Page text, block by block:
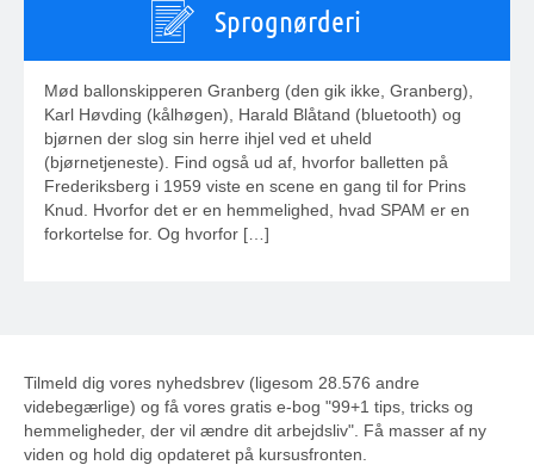
Sprognørderi
Mød ballonskipperen Granberg (den gik ikke, Granberg),
Karl Høvding (kålhøgen), Harald Blåtand (bluetooth) og
bjørnen der slog sin herre ihjel ved et uheld
(bjørnetjeneste). Find også ud af, hvorfor balletten på
Frederiksberg i 1959 viste en scene en gang til for Prins
Knud. Hvorfor det er en hemmelighed, hvad SPAM er en
forkortelse for. Og hvorfor […]
Tilmeld dig vores nyhedsbrev (ligesom 28.576 andre
videbegærlige) og få vores gratis e-bog "99+1 tips, tricks og
hemmeligheder, der vil ændre dit arbejdsliv". Få masser af ny
viden og hold dig opdateret på kursusfronten.